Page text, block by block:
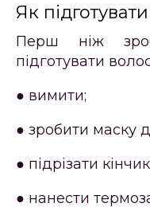
Як
Перш ніж
підготувати
● вимити;
● зробити маску
● підрізати
● нанести